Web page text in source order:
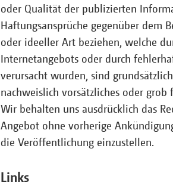
oder Qualität der publizierten
Haftungsansprüche gegenüber dem
oder ideeller Art beziehen, welche
Internetangebots oder durch
verursacht wurden, sind
nachweislich vorsätzliches oder grob
Wir behalten uns ausdrücklich das
Angebot ohne vorherige
die Veröffentlichung einzustellen.
Links